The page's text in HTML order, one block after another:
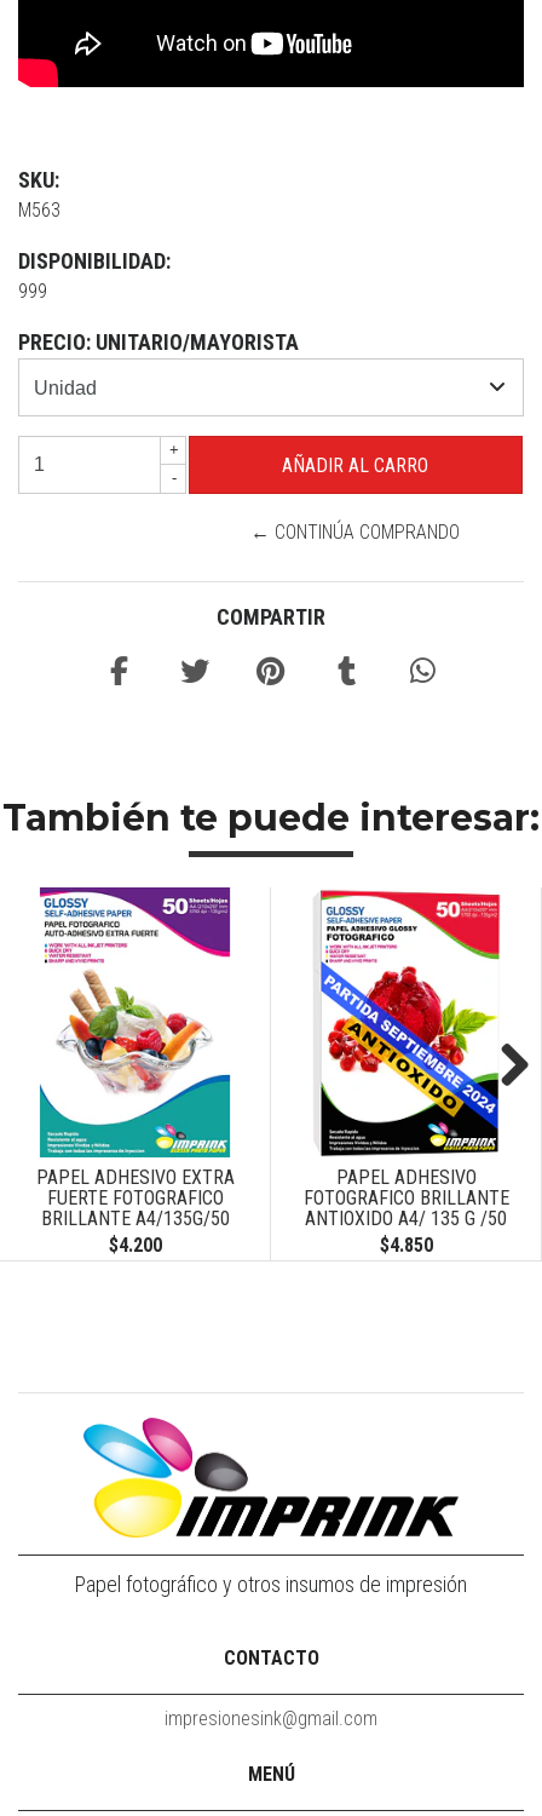
SKU:
M563
DISPONIBILIDAD:
999
PRECIO: UNITARIO/MAYORISTA
+
-
← CONTINÚA COMPRANDO
COMPARTIR
También te puede interesar:
PAPEL ADHESIVO EXTRA
FUERTE FOTOGRAFICO
BRILLANTE A4/135G/50
HOJAS
$4.200
PAPEL ADHESIVO
FOTOGRAFICO BRILLANTE
ANTIOXIDO A4/ 135 G /50
HOJAS
$4.850
Next
Papel fotográfico y otros insumos de impresión
CONTACTO
impresionesink@gmail.com
MENÚ